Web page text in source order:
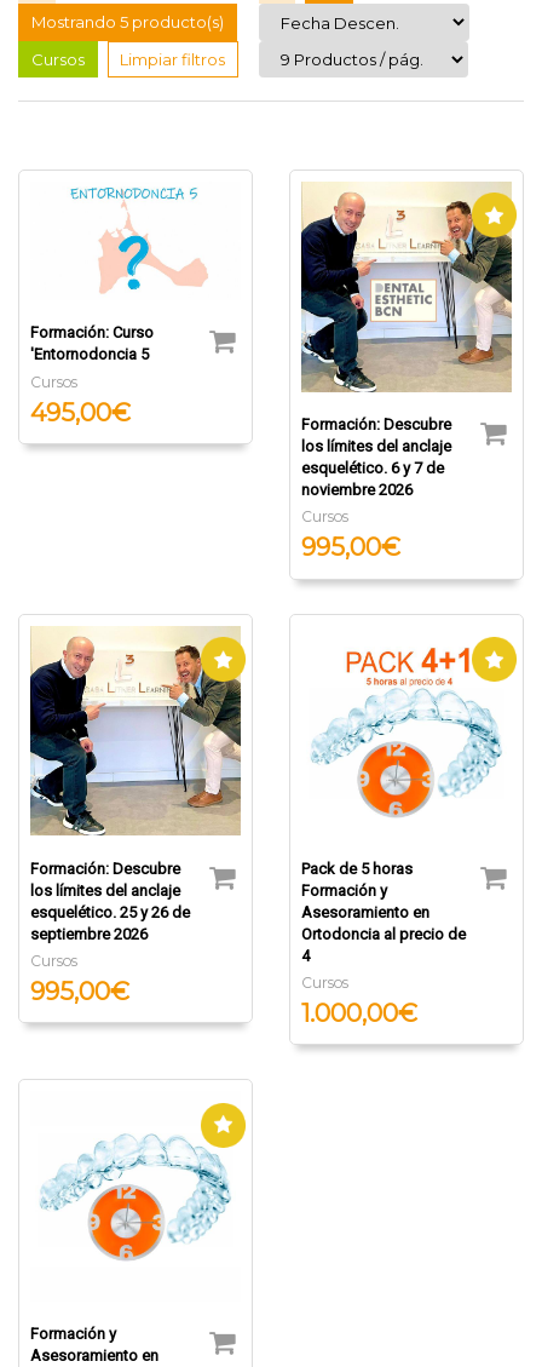
Mostrando 5 producto(s)
Cursos
Limpiar filtros
Formación: Curso
'Entornodoncia 5
Cursos
495,00€
Formación: Descubre
los límites del anclaje
esquelético. 6 y 7 de
noviembre 2026
Cursos
995,00€
Formación: Descubre
los límites del anclaje
esquelético. 25 y 26 de
septiembre 2026
Cursos
995,00€
Pack de 5 horas
Formación y
Asesoramiento en
Ortodoncia al precio de
4
Cursos
1.000,00€
Formación y
Asesoramiento en